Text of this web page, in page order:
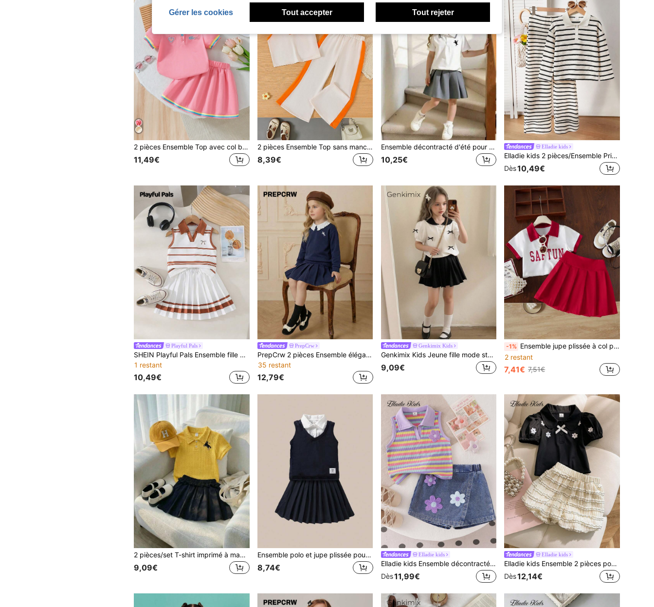
2 pièces Ensemble Top avec col brodé et jupe décontracté en patchwork pour filles
11,49€
2 pièces Ensemble Top sans manches blocs de couleurs + pantalon décontracté pour filles, orange et abricot, tenue d'été pour filles
8,39€
Ensemble décontracté d'été pour filles, style sport universitaire, chemise polo à manches courtes avec broderie de cheval et garniture contrastée + jupe mini plissée
10,25€
Elladie kids
Elladie kids 2 pièces/Ensemble Printemps/Automne Filles Noir & Blanc Style Coréen Rayé Polo Tricoté, Ensemble Deux Pièces Filles Col Tournant Manches Longues Pantalon Large, Tenue Décontractée Filles Pour Sorties, Shopping, Sports, Vacances, Photographie Et Activités Quotidiennes
Dès10,49€
Playful Pals
SHEIN Playful Pals Ensemble fille composé d'un débardeur court à rayures et imprimé lettres avec col polo et d'une jupe plissée évasée à taille élastique. Tenue décontractée minimaliste style universitaire, idéale pour la rentrée scolaire
1 restant
10,49€
PrepCrw
PrepCrw 2 pièces Ensemble élégant et polyvalent pour jeunes filles avec polo à manches longues en tricot col blanc marine et jupe plissée mini rayée bleu marine et blanc. Convient pour les sorties décontractées, les rassemblements, les vacances, l'automne/l'hiver, Noël. Jupe plissée bleu marine pour jeune fille, uniforme scolaire, tenue scolaire pour filles, ensemble jupe de tennis pour filles, Top col bleu marine pour jeune fille
35 restant
12,79€
Genkimix Kids
Genkimix Kids Jeune fille mode style coréen simple avec nœud décoratif,Topt à col contrasté noir et blanc avec manches bouffantes et jupe plissée noire. Ensemble polo pour filles
9,09€
-1% Ensemble jupe plissée à col polo et manches courtes pour filles, nouveau style scolaire jeune fille 2 pièces
2 restant
7,41€ 7,51€
2 pièces/set T-shirt imprimé à manches courtes avec col polo décontracté pour filles et jupe-short plissée à volants, ensemble assorti
9,09€
Ensemble polo et jupe plissée pour fillettes, style académique élégant. Top de couleur unie avec col ouvert blanc + jupe plissée
8,74€
Elladie kids
Elladie kids Ensemble décontracté en 2 pièces pour tout-petites filles : Top tricoté sans manches avec contraste de couleurs, motif floral brodé arc-en-ciel côtelé et jupe en jean à taille haute enveloppante
Dès11,99€
Elladie kids
Elladie kids Ensemble 2 pièces pour filles, T-shirt noir à col polo avec broderie florale et manches bouffantes courtes + short abricot multicouche style gâteau, convient pour la vie quotidienne, les déplacements, les voyages, les vacances, les tenues d'été
Dès12,14€
Gérer les cookies Tout accepter Tout rejeter